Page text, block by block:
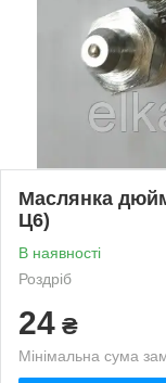
Маслянка
Ц6)
В наявності
Роздріб
24 ₴
Мінімальна сума